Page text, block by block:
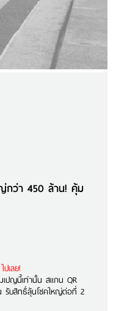
กว่า 450 ล้าน! คุ้ม
เลย!
ปญนี้เท่านั้น สแกน QR
รับสิทธิ์ลุ้นโชคใหญ่ต่อที่ 2